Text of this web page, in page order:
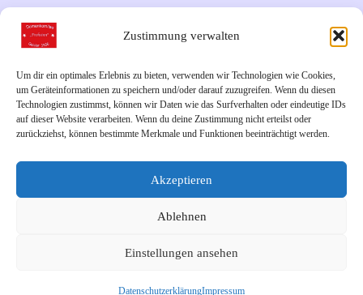
Zustimmung verwalten
Um dir ein optimales Erlebnis zu bieten, verwenden wir Technologien wie Cookies,
um Geräteinformationen zu speichern und/oder darauf zuzugreifen. Wenn du diesen
Technologien zustimmst, können wir Daten wie das Surfverhalten oder eindeutige IDs
auf dieser Website verarbeiten. Wenn du deine Zustimmung nicht erteilst oder
zurückziehst, können bestimmte Merkmale und Funktionen beeinträchtigt werden.
Akzeptieren
Ablehnen
Einstellungen ansehen
DatenschutzerklärungImpressum
Impressum
Datenschutzerklärung
Downloads
Veranstaltungskalender 2026
Links
Bürgerverein Geislar e.V.